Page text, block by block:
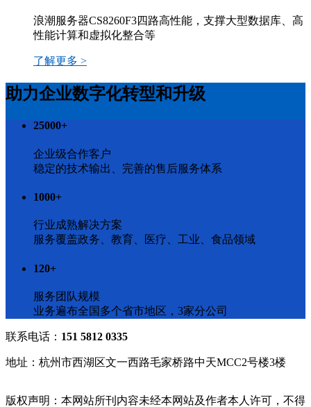
浪潮服务器CS8260F3四路高性能，支撑大型数据库、高
性能计算和虚拟化整合等
了解更多 >
助力企业数字化转型和升级
25000+
企业级合作客户
稳定的技术输出、完善的售后服务体系
1000+
行业成熟解决方案
服务覆盖政务、教育、医疗、工业、食品领域
120+
服务团队规模
业务遍布全国多个省市地区，3家分公司
联系电话： 151 5812 0335
地址：杭州市西湖区文一西路毛家桥路中天MCC2号楼3楼
版权声明：本网站所刊内容未经本网站及作者本人许可，不得